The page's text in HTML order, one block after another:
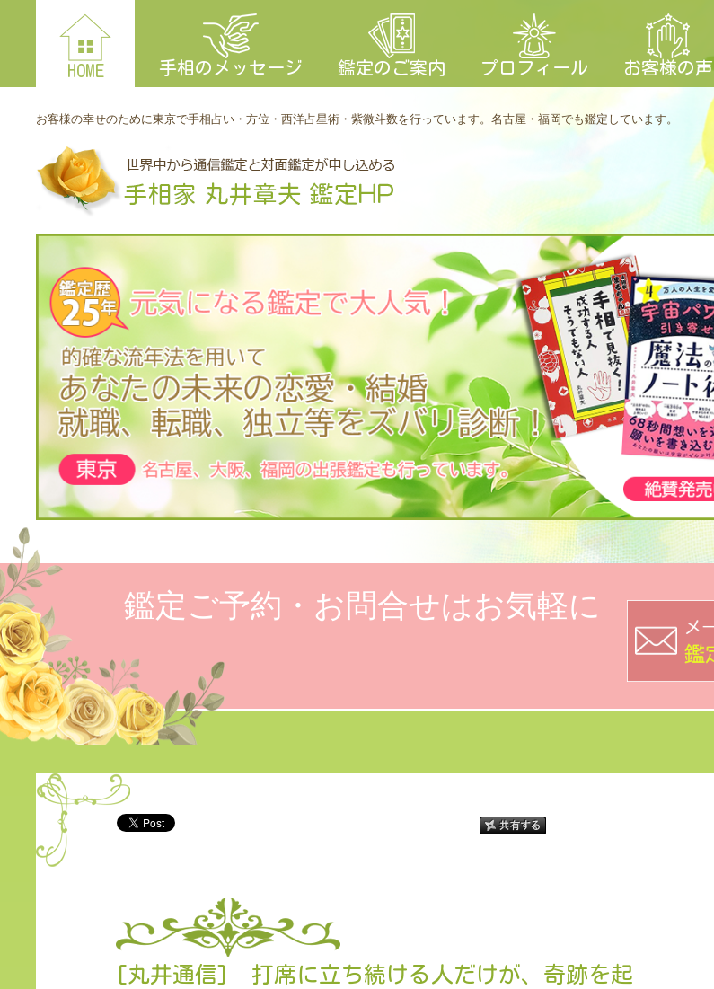
HOME 手相のメッセージ 鑑定のご案内 プロフィール お客様の声
お客様の幸せのために東京で手相占い・方位・西洋占星術・紫微斗数を行っています。名古屋・福岡でも鑑定しています。
鑑定ご予約・お問合せはお気軽に
[丸井通信] 打席に立ち続ける人だけが、奇跡を起